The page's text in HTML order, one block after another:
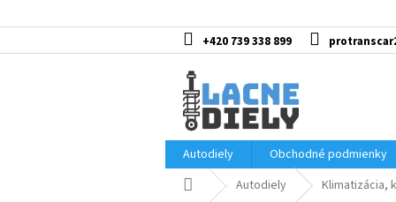
na
+420 739 338 899
Autodiely
Obchodné podmienky
DomovAutodiely Klimatizácia,